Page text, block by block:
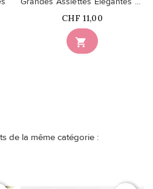

Prix
CHF 11,00
de la même catégorie :